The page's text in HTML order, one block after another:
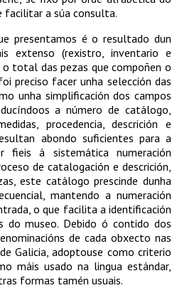
facilitar a súa consulta.
presentamos é o resultado dun
extenso (rexistro, inventario e
total das pezas que compoñen o
preciso facer unha selección das
unha simplificación dos campos
a número de catálogo,
procedencia, descrición e
abondo suficientes para a
fieis á sistemática numeración
de catalogación e descrición,
este catálogo prescinde dunha
mantendo a numeración
o que facilita a identificación
do museo. Debido ó contido dos
de cada obxecto nas
Galicia, adoptouse como criterio
máis usado na lingua estándar,
formas tamén usuais.